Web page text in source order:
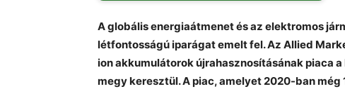
A globális energiaátmenet és az elektromos
létfontosságú iparágat emelt fel. Az Allied
ion akkumulátorok újrahasznosításának piaca
megy keresztül. A piac, amelyet 2020-ban